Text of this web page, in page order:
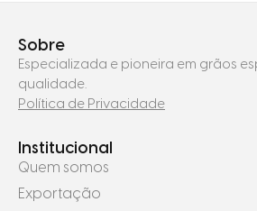
Sobre
Especializada e pioneira em grãos
qualidade.
Política de Privacidade
Institucional
Quem somos
Exportação